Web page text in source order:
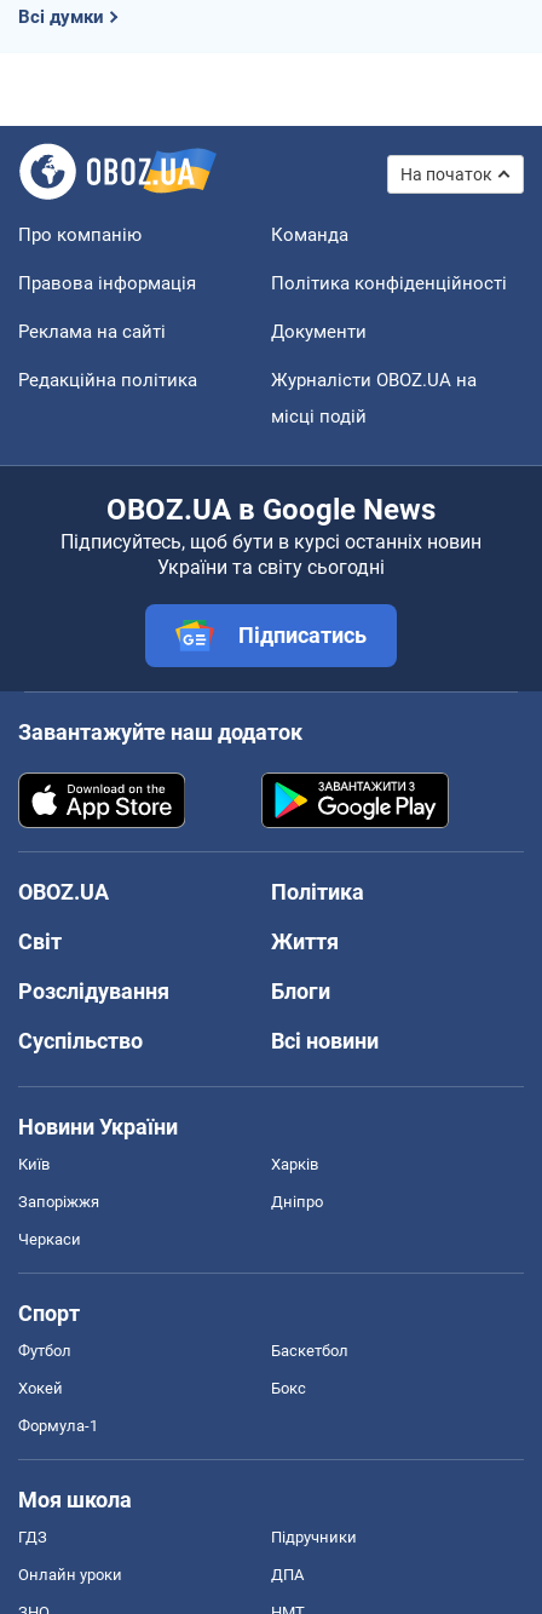
Всі думки
На початок
Про компанію Команда
Правова інформація Політика конфіденційності
Реклама на сайті Документи
Редакційна політика
Журналісти OBOZ.UA на
місці подій
OBOZ.UA в Google News
Підписуйтесь, щоб бути в курсі останніх новин
України та світу сьогодні
Підписатись
Завантажуйте наш додаток
OBOZ.UA
Політика
Світ
Життя
Розслідування
Блоги
Суспільство
Всі новини
Новини України
Київ Харків
Запоріжжя Дніпро
Черкаси
Спорт
Футбол Баскетбол
Хокей Бокс
Формула-1
Моя школа
ГДЗ Підручники
Онлайн уроки ДПА